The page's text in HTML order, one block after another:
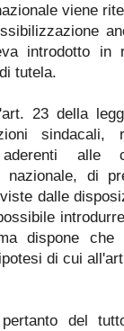
viene
introdotto in
tutela.
23 della
sindacali,
alle
nazionale, di
dalle
dispone che
di cui
del